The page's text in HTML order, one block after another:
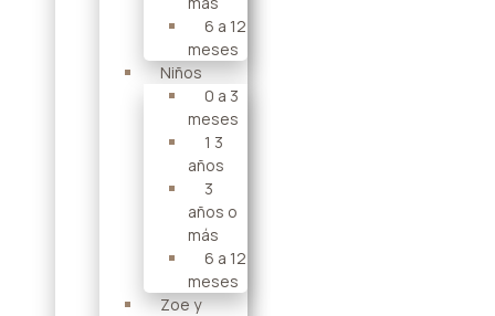
6 a 12
meses
Niños
0 a 3
meses
1 3
años
3
años o
más
6 a 12
meses
Zoe y